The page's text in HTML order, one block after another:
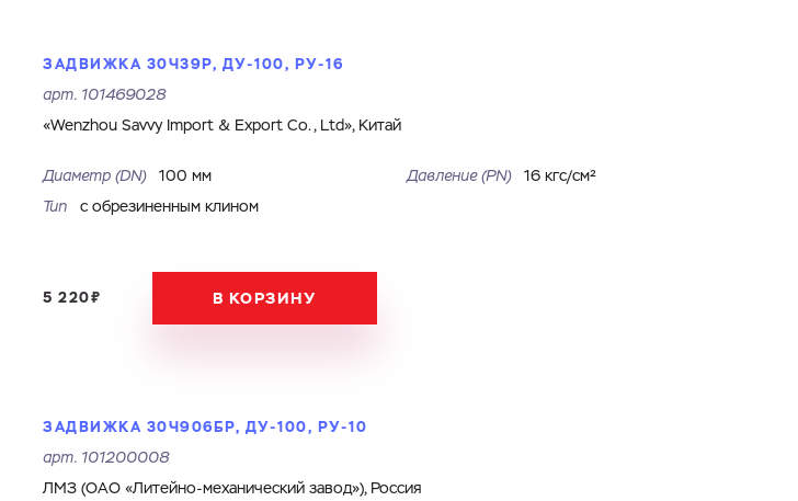
ЗАДВИЖКА 30Ч39Р, ДУ-100, РУ-16
арт. 101469028
«Wenzhou Savvy Import & Export Co., Ltd», Китай
Диаметр (DN) 100 мм Давление (PN)
16 кгс/см²
Тип
с обрезиненным клином
5 220₽ В КОРЗИНУ
ЗАДВИЖКА 30Ч906БР, ДУ-100, РУ-10
арт. 101200008
ЛМЗ (ОАО «Литейно-механический завод»), Россия